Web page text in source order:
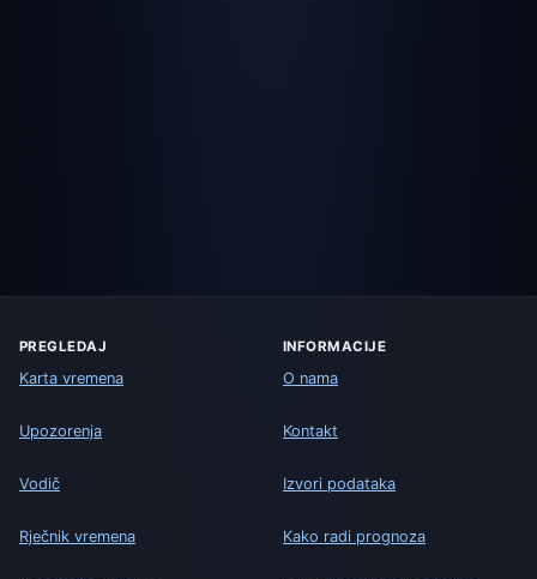
PREGLEDAJ
Karta vremena
Upozorenja
Vodič
Rječnik vremena
INFORMACIJE
O nama
Kontakt
Izvori podataka
Kako radi prognoza